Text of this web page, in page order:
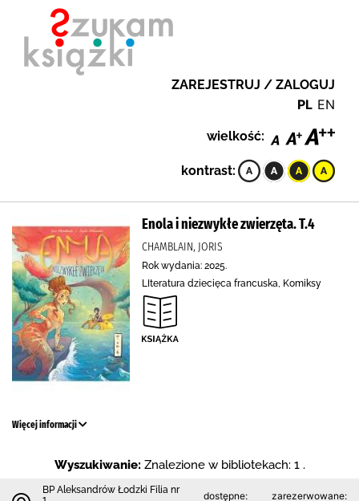
ZAREJESTRUJ / ZALOGUJ
PL EN
wielkość:
kontrast:
Enola i niezwykłe zwierzęta. T.4
CHAMBLAIN, JORIS
Rok wydania: 2025.
LIteratura dziecięca francuska, Komiksy
Więcej informacji
Wyszukiwanie: Znalezione w bibliotekach: 1 .
BP Aleksandrów Łodzki Filia nr
dostępne: zarezerwowane: